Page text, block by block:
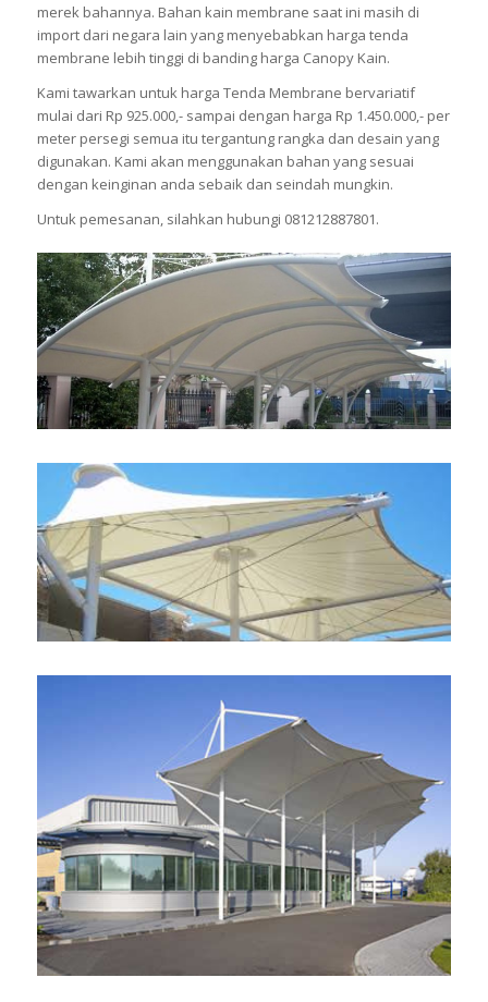
merek bahannya. Bahan kain membrane saat ini masih di
import dari negara lain yang menyebabkan harga tenda
membrane lebih tinggi di banding harga Canopy Kain.
Kami tawarkan untuk harga Tenda Membrane bervariatif
mulai dari Rp 925.000,- sampai dengan harga Rp 1.450.000,- per
meter persegi semua itu tergantung rangka dan desain yang
digunakan. Kami akan menggunakan bahan yang sesuai
dengan keinginan anda sebaik dan seindah mungkin.
Untuk pemesanan, silahkan hubungi 081212887801.